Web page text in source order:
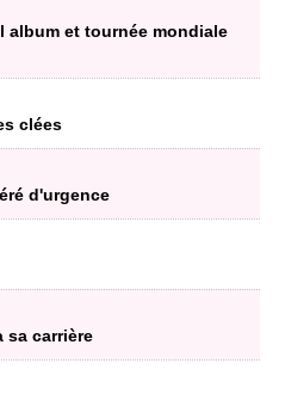
et tournée mondiale
clées
d'urgence
sa carrière